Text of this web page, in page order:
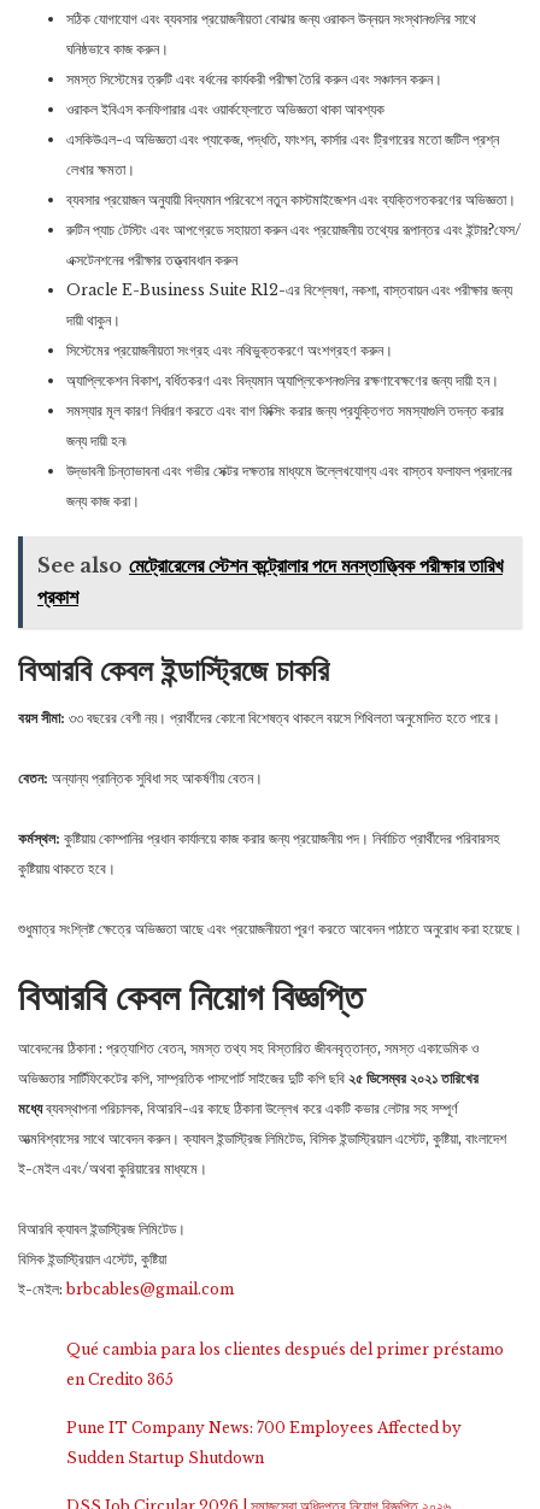
সঠিক যোগাযোগ এবং ব্যবসার প্রয়োজনীয়তা বোঝার জন্য ওরাকল উন্নয়ন সংস্থানগুলির সাথে
ঘনিষ্ঠভাবে কাজ করুন।
সমস্ত সিস্টেমের ত্রুটি এবং বর্ধনের কার্যকরী পরীক্ষা তৈরি করুন এবং সঞ্চালন করুন।
ওরাকল ইবিএস কনফিগারার এবং ওয়ার্কফ্লোতে অভিজ্ঞতা থাকা আবশ্যক
এসকিউএল-এ অভিজ্ঞতা এবং প্যাকেজ, পদ্ধতি, ফাংশন, কার্সার এবং ট্রিগারের মতো জটিল প্রশ্ন
লেখার ক্ষমতা।
ব্যবসার প্রয়োজন অনুযায়ী বিদ্যমান পরিবেশে নতুন কাস্টমাইজেশন এবং ব্যক্তিগতকরণের অভিজ্ঞতা।
রুটিন প্যাচ টেস্টিং এবং আপগ্রেডে সহায়তা করুন এবং প্রয়োজনীয় তথ্যের রূপান্তর এবং ইন্টার?ফেস/
এক্সটেনশনের পরীক্ষার তত্ত্বাবধান করুন
Oracle E-Business Suite R12-এর বিশ্লেষণ, নকশা, বাস্তবায়ন এবং পরীক্ষার জন্য
দায়ী থাকুন।
সিস্টেমের প্রয়োজনীয়তা সংগ্রহ এবং নথিভুক্তকরণে অংশগ্রহণ করুন।
অ্যাপ্লিকেশন বিকাশ, বর্ধিতকরণ এবং বিদ্যমান অ্যাপ্লিকেশনগুলির রক্ষণাবেক্ষণের জন্য দায়ী হন।
সমস্যার মূল কারণ নির্ধারণ করতে এবং বাগ ফিক্সিং করার জন্য প্রযুক্তিগত সমস্যাগুলি তদন্ত করার
জন্য দায়ী হন৷
উদ্ভাবনী চিন্তাভাবনা এবং গভীর সেক্টর দক্ষতার মাধ্যমে উল্লেখযোগ্য এবং বাস্তব ফলাফল প্রদানের
জন্য কাজ করা।
See also মেট্রোরেলের স্টেশন কন্ট্রোলার পদে মনস্তাত্ত্বিক পরীক্ষার তারিখ
প্রকাশ
বিআরবি কেবল ইন্ডাস্ট্রিজে চাকরি
বয়স সীমা: ৩৩ বছরের বেশী নয়। প্রার্থীদের কোনো বিশেষত্ব থাকলে বয়সে শিথিলতা অনুমোদিত হতে পারে।
বেতন: অন্যান্য প্রান্তিক সুবিধা সহ আকর্ষণীয় বেতন।
কর্মস্থল: কুষ্টিয়ায় কোম্পানির প্রধান কার্যালয়ে কাজ করার জন্য প্রয়োজনীয় পদ। নির্বাচিত প্রার্থীদের পরিবারসহ
কুষ্টিয়ায় থাকতে হবে।
শুধুমাত্র সংশ্লিষ্ট ক্ষেত্রে অভিজ্ঞতা আছে এবং প্রয়োজনীয়তা পূরণ করতে আবেদন পাঠাতে অনুরোধ করা হয়েছে।
বিআরবি কেবল নিয়োগ বিজ্ঞপ্তি
আবেদনের ঠিকানা : প্রত্যাশিত বেতন, সমস্ত তথ্য সহ বিস্তারিত জীবনবৃত্তান্ত, সমস্ত একাডেমিক ও
অভিজ্ঞতার সার্টিফিকেটের কপি, সাম্প্রতিক পাসপোর্ট সাইজের দুটি কপি ছবি ২৫ ডিসেম্বর ২০২১ তারিখের
মধ্যেব্যবস্থাপনা পরিচালক, বিআরবি-এর কাছে ঠিকানা উল্লেখ করে একটি কভার লেটার সহ সম্পূর্ণ
আত্মবিশ্বাসের সাথে আবেদন করুন। ক্যাবল ইন্ডাস্ট্রিজ লিমিটেড, বিসিক ইন্ডাস্ট্রিয়াল এস্টেট, কুষ্টিয়া, বাংলাদেশ
ই-মেইল এবং/অথবা কুরিয়ারের মাধ্যমে।
বিআরবি ক্যাবল ইন্ডাস্ট্রিজ লিমিটেড।
বিসিক ইন্ডাস্ট্রিয়াল এস্টেট, কুষ্টিয়া
ই-মেইল: brbcables@gmail.com
Qué cambia para los clientes después del primer préstamo
en Credito 365
Pune IT Company News: 700 Employees Affected by
Sudden Startup Shutdown